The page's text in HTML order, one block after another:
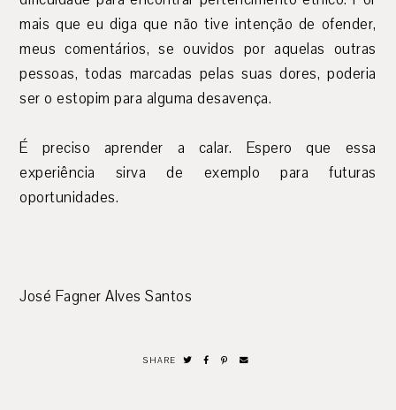
mais que eu diga que não tive intenção de ofender,
meus comentários, se ouvidos por aquelas outras
pessoas, todas marcadas pelas suas dores, poderia
ser o estopim para alguma desavença.
É preciso aprender a calar. Espero que essa
experiência sirva de exemplo para futuras
oportunidades.
José Fagner Alves Santos
SHARE